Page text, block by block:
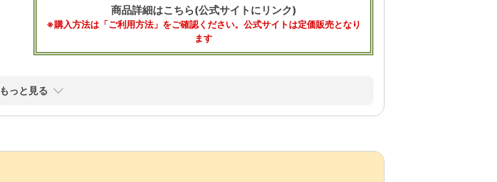
商品詳細はこちら(公式サイトにリンク)
※購入方法は「ご利用方法」をご確認ください。公式サイトは定価販売となり
ます
もっと見る